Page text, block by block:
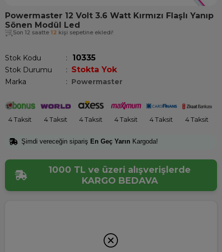
Powermaster 12 Volt 3.6 Watt Kırmızı Flaşlı Yanıp
Sönen Modül Led
Son 12 saatte 12 kişi sepetine ekledi!
Stok Kodu 10335
Stok Durumu : Stokta Yok
Marka : Powermaster
4 Taksit 4 Taksit 4 Taksit 4 Taksit 4 Taksit 4 Taksit
Şimdi vereceğin sipariş En Geç Yarın Kargoda!
1000 TL ve üzeri alışverişlerde
KARGO BEDAVA